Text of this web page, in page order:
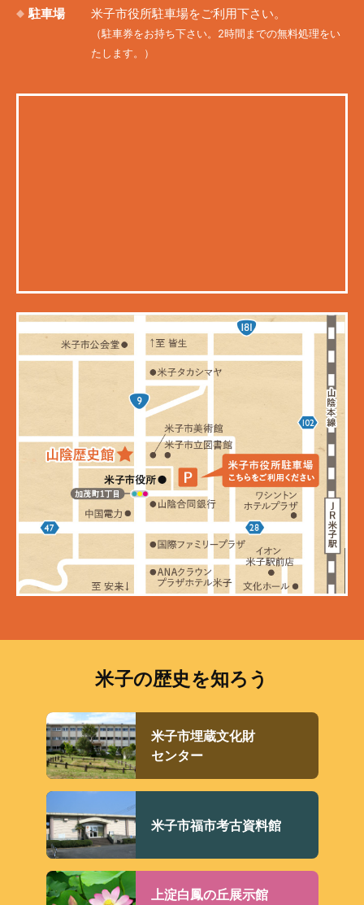
駐車場
米子市役所駐車場をご利用下さい。
（駐車券をお持ち下さい。2時間までの無料処理をい
たします。）
米子の歴史を知ろう
米子市埋蔵文化財
センター
米子市福市考古資料館
上淀白鳳の丘展示館